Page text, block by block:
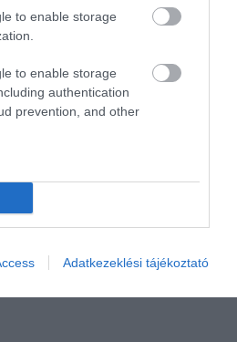
to enable storage
to enable storage
authentication
prevention, and other
Adatkezeklési tájékoztató
rendelkező vendég esetén a
200 %-a,
innen tölthető
utazóscsoportunkban is,